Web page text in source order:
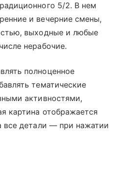
5/2. В нем
и вечерние смены,
выходные и любые
нерабочие.
полноценное
тематические
активностями,
картина отображается
все детали — при нажатии